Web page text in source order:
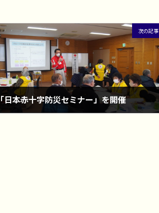
次の記事
「日本赤十字防災セミナー」を開催